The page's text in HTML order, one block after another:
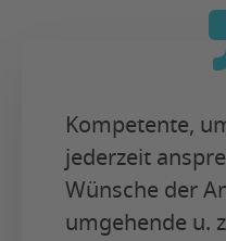
Kompetente,
jederzeit
Wünsche der
umgehende u.